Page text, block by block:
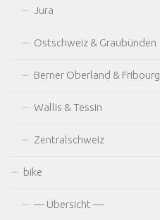
Jura
Ostschweiz & Graubünden
Berner Oberland & Fribourg
Wallis & Tessin
Zentralschweiz
bike
— Übersicht —